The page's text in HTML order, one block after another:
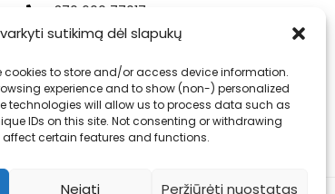
sutikimą dėl slapukų
cookies to store and/or access device information.
experience and to show (non-) personalized
technologies will allow us to process data such as
IDs on this site. Not consenting or withdrawing
certain features and functions.
Neigti Peržiūrėti nuostatas
+370 600 77017